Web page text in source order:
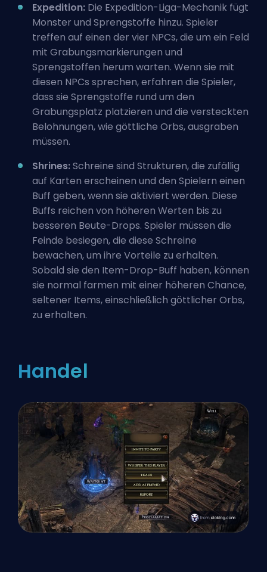
Expedition: Die Expedition-Liga-Mechanik fügt
Monster und Sprengstoffe hinzu. Spieler
treffen auf einen der vier NPCs, die um ein Feld
mit Grabungsmarkierungen und
Sprengstoffen herum warten. Wenn sie mit
diesen NPCs sprechen, erfahren die Spieler,
dass sie Sprengstoffe rund um den
Grabungsplatz platzieren und die versteckten
Belohnungen, wie göttliche Orbs, ausgraben
müssen.
Shrines:Schreine sind Strukturen, die zufällig
auf Karten erscheinen und den Spielern einen
Buff geben, wenn sie aktiviert werden. Diese
Buffs reichen von höheren Werten bis zu
besseren Beute-Drops. Spieler müssen die
Feinde besiegen, die diese Schreine
bewachen, um ihre Vorteile zu erhalten.
Sobald sie den Item-Drop-Buff haben, können
sie normal farmen mit einer höheren Chance,
seltener Items, einschließlich göttlicher Orbs,
zu erhalten.
Handel